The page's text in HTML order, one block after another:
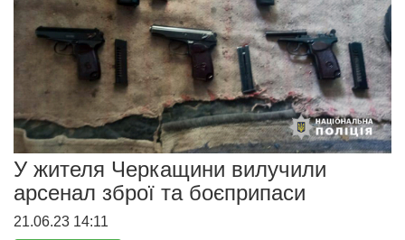
У жителя Черкащини вилучили
арсенал зброї та боєприпаси
21.06.23 14:11